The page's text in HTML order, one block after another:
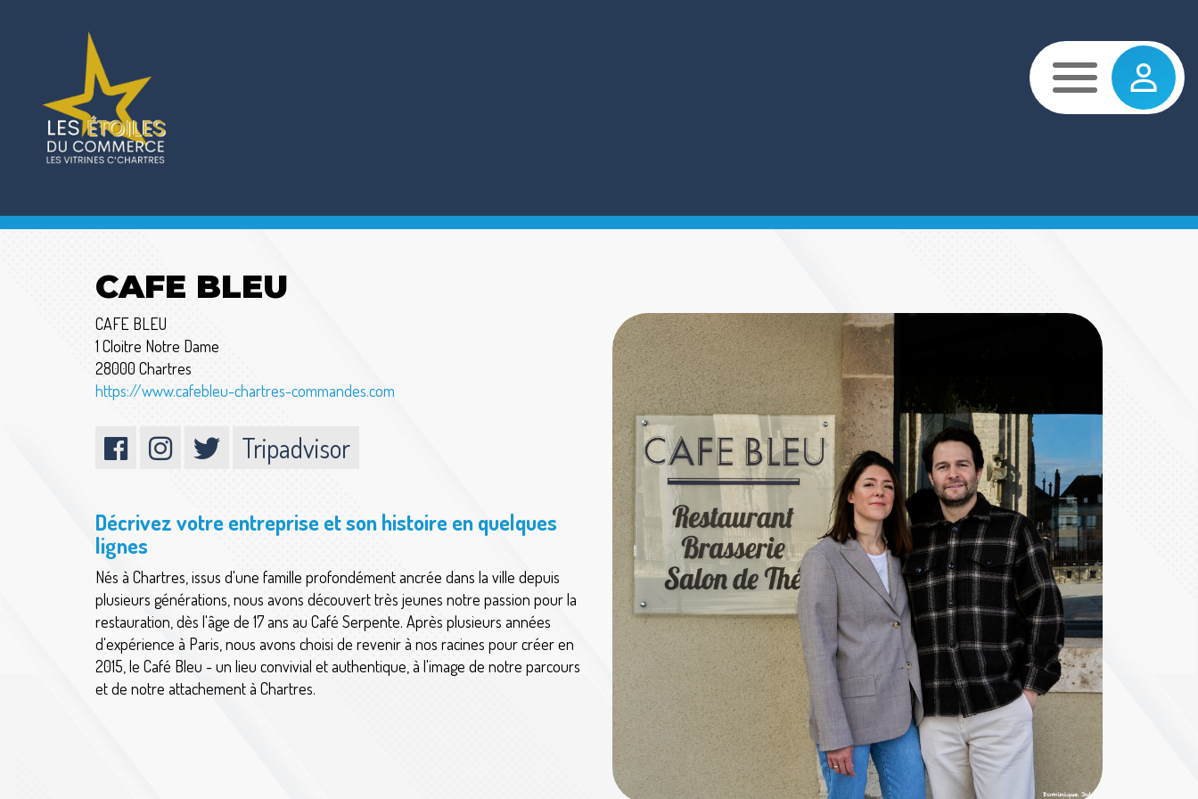
CAFE BLEU
CAFE BLEU
1 Cloitre Notre Dame
28000 Chartres
https://www.cafebleu-chartres-commandes.com
Tripadvisor
Décrivez votre entreprise et son histoire en quelques
lignes
Nés à Chartres, issus d'une famille profondément ancrée dans la ville depuis
plusieurs générations, nous avons découvert très jeunes notre passion pour la
restauration, dès l'âge de 17 ans au Café Serpente. Après plusieurs années
d'expérience à Paris, nous avons choisi de revenir à nos racines pour créer en
2015, le Café Bleu - un lieu convivial et authentique, à l'image de notre parcours
et de notre attachement à Chartres.